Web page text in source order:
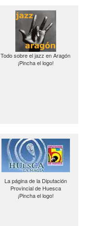
Todo sobre el jazz en Aragón
¡Pincha el logo!
La página de la Diputación
Provincial de Huesca
¡Pincha el logo!